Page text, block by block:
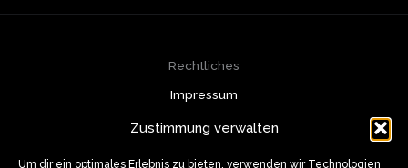
Zustimmung verwalten
Um dir ein optimales Erlebnis zu bieten, verwenden wir Technologien
Rechtliches
Impressum
Cookie-Richtlinie (EU)
Kontakt